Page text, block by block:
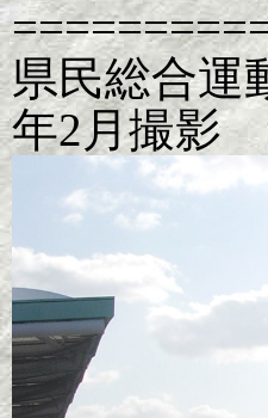
県民総合運
年2月撮影